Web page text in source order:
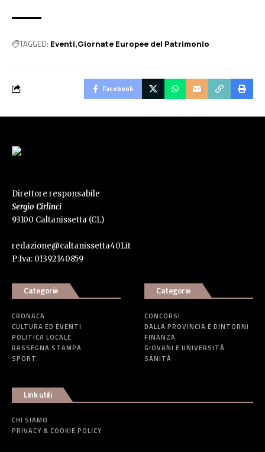
TAGGED: Eventi Giornate Europee del Patrimonio
Facebook
Direttore responsabile
Sergio Cirlinci
93100 Caltanissetta (CL)
redazione@caltanissetta401.it
P:Iva: 01392140859
Categorie
CRONACA
CULTURA ED EVENTI
POLITICA LOCALE
RASSEGNA STAMPA
SPORT
Categorie
CONCORSI
DALLA PROVINCIA E DINTORNI
FINANZA
GIOVANI E UNIVERSITÀ
SANITÀ
Link utili
CHI SIAMO
PRIVACY & COOKIE POLICY